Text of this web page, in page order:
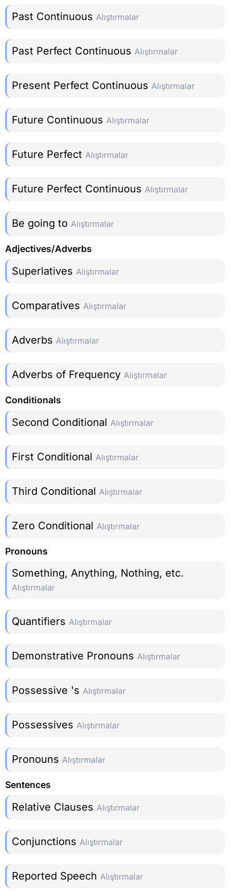
Past Continuous Alıştırmalar
Past Perfect Continuous Alıştırmalar
Present Perfect Continuous Alıştırmalar
Future Continuous Alıştırmalar
Future Perfect Alıştırmalar
Future Perfect Continuous Alıştırmalar
Be going to Alıştırmalar
Adjectives/Adverbs
Superlatives Alıştırmalar
Comparatives Alıştırmalar
Adverbs Alıştırmalar
Adverbs of Frequency Alıştırmalar
Conditionals
Second Conditional Alıştırmalar
First Conditional Alıştırmalar
Third Conditional Alıştırmalar
Zero Conditional Alıştırmalar
Pronouns
Something, Anything, Nothing, etc.
Alıştırmalar
Quantifiers Alıştırmalar
Demonstrative Pronouns Alıştırmalar
Possessive 's Alıştırmalar
Possessives Alıştırmalar
Pronouns Alıştırmalar
Sentences
Relative Clauses Alıştırmalar
Conjunctions Alıştırmalar
Reported Speech Alıştırmalar